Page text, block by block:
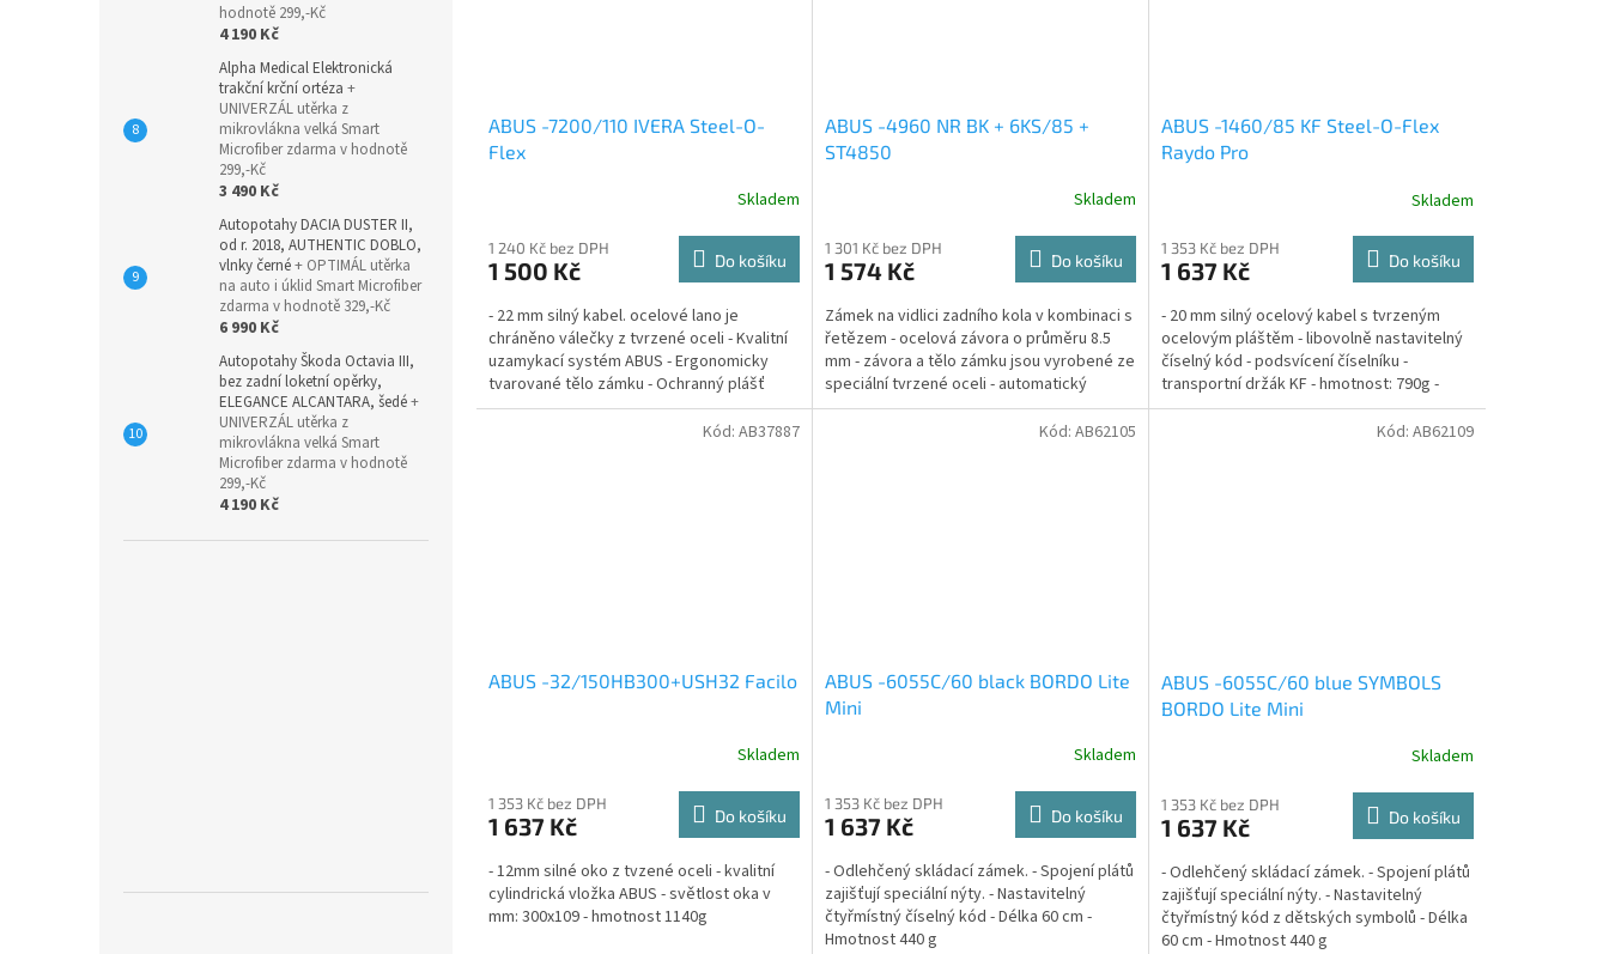
hodnotě 299,-Kč
4 190 Kč
Alpha Medical Elektronická
trakční krční ortéza +
UNIVERZÁL utěrka z
mikrovlákna velká Smart
Microfiber zdarma v hodnotě
299,-Kč
3 490 Kč
Autopotahy DACIA DUSTER II,
od r. 2018, AUTHENTIC DOBLO,
vlnky černé+ OPTIMÁL utěrka
na auto i úklid Smart Microfiber
zdarma v hodnotě 329,-Kč
6 990 Kč
Autopotahy Škoda Octavia III,
bez zadní loketní opěrky,
ELEGANCE ALCANTARA, šedé+
UNIVERZÁL utěrka z
mikrovlákna velká Smart
Microfiber zdarma v hodnotě
299,-Kč
4 190 Kč
ABUS -7200/110 IVERA Steel-O-
Flex
produktu
je
z
5
hvězdiček.
Skladem
1 240 Kč bez DPH
1 500 Kč Do košíku
- 22 mm silný kabel. ocelové lano je
chráněno válečky z tvrzené oceli - Kvalitní
uzamykací systém ABUS - Ergonomicky
tvarované tělo zámku - Ochranný plášť
proti poškození laku -...
ABUS -4960 NR BK + 6KS/85 +
ST4850
Skladem
1 301 Kč bez DPH
1 574 Kč Do košíku
Zámek na vidlici zadního kola v kombinaci s
řetězem - ocelová závora o průměru 8.5
mm - závora a tělo zámku jsou vyrobené ze
speciální tvrzené oceli - automatický
uzamykací...
ABUS -1460/85 KF Steel-O-Flex
Raydo Pro
Skladem
1 353 Kč bez DPH
1 637 Kč Do košíku
- 20 mm silný ocelový kabel s tvrzeným
ocelovým pláštěm - libovolně nastavitelný
číselný kód - podsvícení číselníku -
transportní držák KF - hmotnost: 790g -
délka 85cm
ABUS -32/150HB300+USH32 Facilo
Skladem
1 353 Kč bez DPH
1 637 Kč Do košíku
- 12mm silné oko z tvzené oceli - kvalitní
cylindrická vložka ABUS - světlost oka v
mm: 300x109 - hmotnost 1140g
Kód: AB37887
ABUS -6055C/60 black BORDO Lite
Mini
Skladem
1 353 Kč bez DPH
1 637 Kč Do košíku
- Odlehčený skládací zámek. - Spojení plátů
zajišťují speciální nýty. - Nastavitelný
čtyřmístný číselný kód - Délka 60 cm -
Hmotnost 440 g
Kód: AB62105
ABUS -6055C/60 blue SYMBOLS
BORDO Lite Mini
Skladem
1 353 Kč bez DPH
1 637 Kč Do košíku
- Odlehčený skládací zámek. - Spojení plátů
zajišťují speciální nýty. - Nastavitelný
čtyřmístný kód z dětských symbolů - Délka
60 cm - Hmotnost 440 g
Kód: AB62109